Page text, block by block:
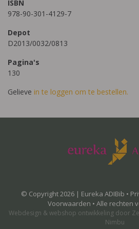
ISBN
978-90-301-4129-7
Depot
D2013/0032/0813
Pagina's
130
Gelieve in te loggen om te bestellen.
© Copyright 2026 | Eureka ADIBib •
Voorwaarden • Alle rechten
Webdesign & webshop ontwikkeling door
Nimbu